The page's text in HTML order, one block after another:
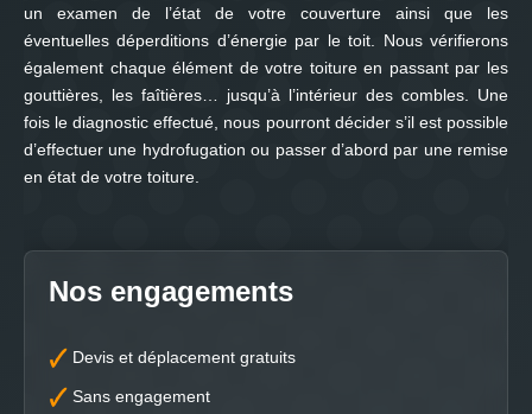
un examen de l’état de votre couverture ainsi que les
éventuelles déperditions d’énergie par le toit. Nous vérifierons
également chaque élément de votre toiture en passant par les
gouttières, les faîtières… jusqu’à l’intérieur des combles. Une
fois le diagnostic effectué, nous pourront décider s’il est possible
d’effectuer une hydrofugation ou passer d’abord par une remise
en état de votre toiture.
Nos engagements
Devis et déplacement gratuits
Sans engagement